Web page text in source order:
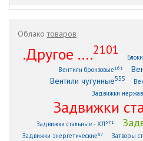
Облакотоваров
.Другое ....2101
Вентили бронзовые161
Вентили чугунные555
Задвижки
Задвижки
Задвижки стальные - ХЛ371
Задвижки энергетические87 Затворы